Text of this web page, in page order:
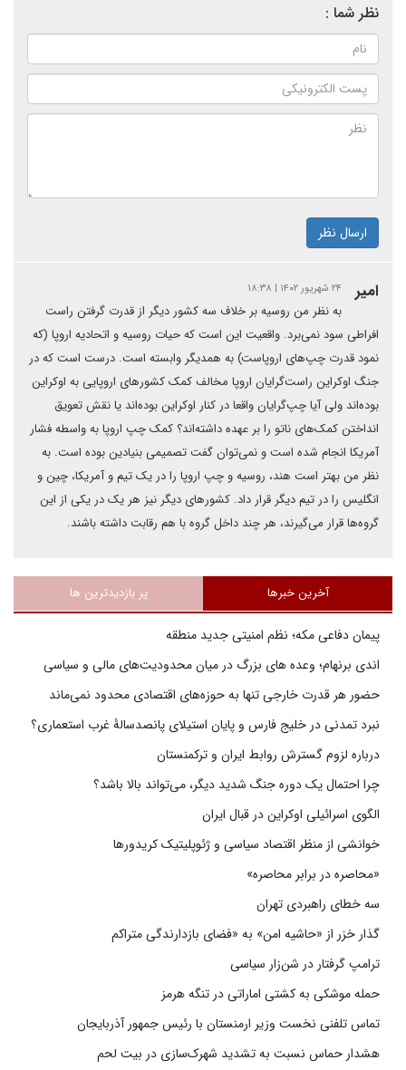
نظر شما :
ارسال نظر
امیر ۲۴ شهریور ۱۴۰۲ | ۱۸:۳۸
به نظر من روسیه بر خلاف سه کشور دیگر از قدرت گرفتن راست
افراطی سود نمی‌برد. واقعیت این است که حیات روسیه و اتحادیه اروپا (که
نمود قدرت چپ‌های اروپاست) به همدیگر وابسته است. درست است که در
جنگ اوکراین راست‌گرایان اروپا مخالف کمک کشورهای اروپایی به اوکراین
بوده‌اند ولی آیا چپ‌گرایان واقعا در کنار اوکراین بوده‌اند یا نقش تعویق
انداختن کمک‌های ناتو را بر عهده داشته‌اند؟ کمک چپ اروپا به واسطه فشار
آمریکا انجام شده است و نمی‌توان گفت تصمیمی بنیادین بوده است. به
نظر من بهتر است هند، روسیه و چپ اروپا را در یک تیم و آمریکا، چین و
انگلیس را در تیم دیگر قرار داد. کشورهای دیگر نیز هر یک در یکی از این
گروه‌ها قرار می‌گیرند، هر چند داخل گروه با هم رقابت داشته باشند.
آخرین خبرها پر بازدیدترین ها
پیمان دفاعی مکه؛ نظم امنیتی جدید منطقه
اندی برنهام؛ وعده های بزرگ در میان محدودیت‌های مالی و سیاسی
حضور هر قدرت خارجی تنها به حوزه‌های اقتصادی محدود نمی‌ماند
نبرد تمدنی در خلیج فارس و پایان استیلای پانصدسالۀ غرب استعماری؟
درباره لزوم گسترش روابط ایران و ترکمنستان
چرا احتمال یک دوره جنگ شدید دیگر، می‌تواند بالا باشد؟
الگوی اسرائیلی اوکراین در قبال ایران
خوانشی از منظر اقتصاد سیاسی و ژئوپلیتیک کریدورها
«محاصره در برابر محاصره»
سه خطای راهبردی تهران
گذار خزر از «حاشیه امن» به «فضای بازدارندگی متراکم
ترامپ گرفتار در شن‌زار سیاسی
حمله موشکی به کشتی اماراتی در تنگه هرمز
تماس تلفنی نخست وزیر ارمنستان با رئیس جمهور آذربایجان
هشدار حماس نسبت به تشدید شهرک‌سازی در بیت‌ لحم